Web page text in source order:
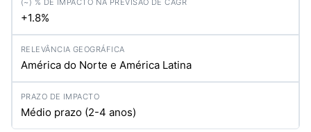
+1.8%
América do Norte e América Latina
Médio prazo (2-4 anos)